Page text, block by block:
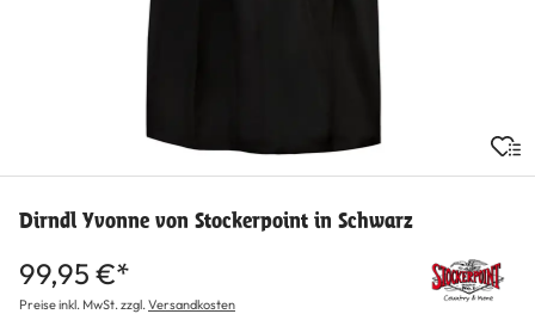
Dirndl Yvonne von Stockerpoint in Schwarz
99,95 €*
Preise inkl. MwSt. zzgl.Versandkosten